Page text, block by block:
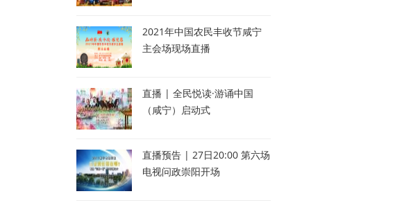
2021年中国农民丰收节咸宁
主会场现场直播
直播 | 全民悦读·游诵中国
（咸宁）启动式
直播预告 | 27日20:00 第六场
电视问政崇阳开场